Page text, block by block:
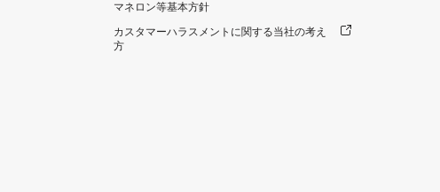
マネロン等基本方針
カスタマーハラスメントに関する当社の考え
方